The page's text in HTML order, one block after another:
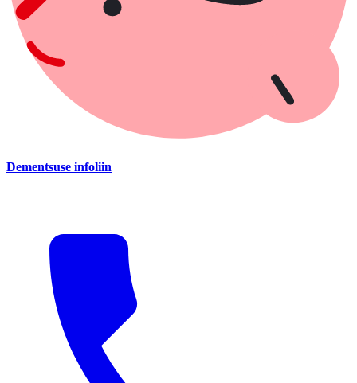
Dementsuse infoliin